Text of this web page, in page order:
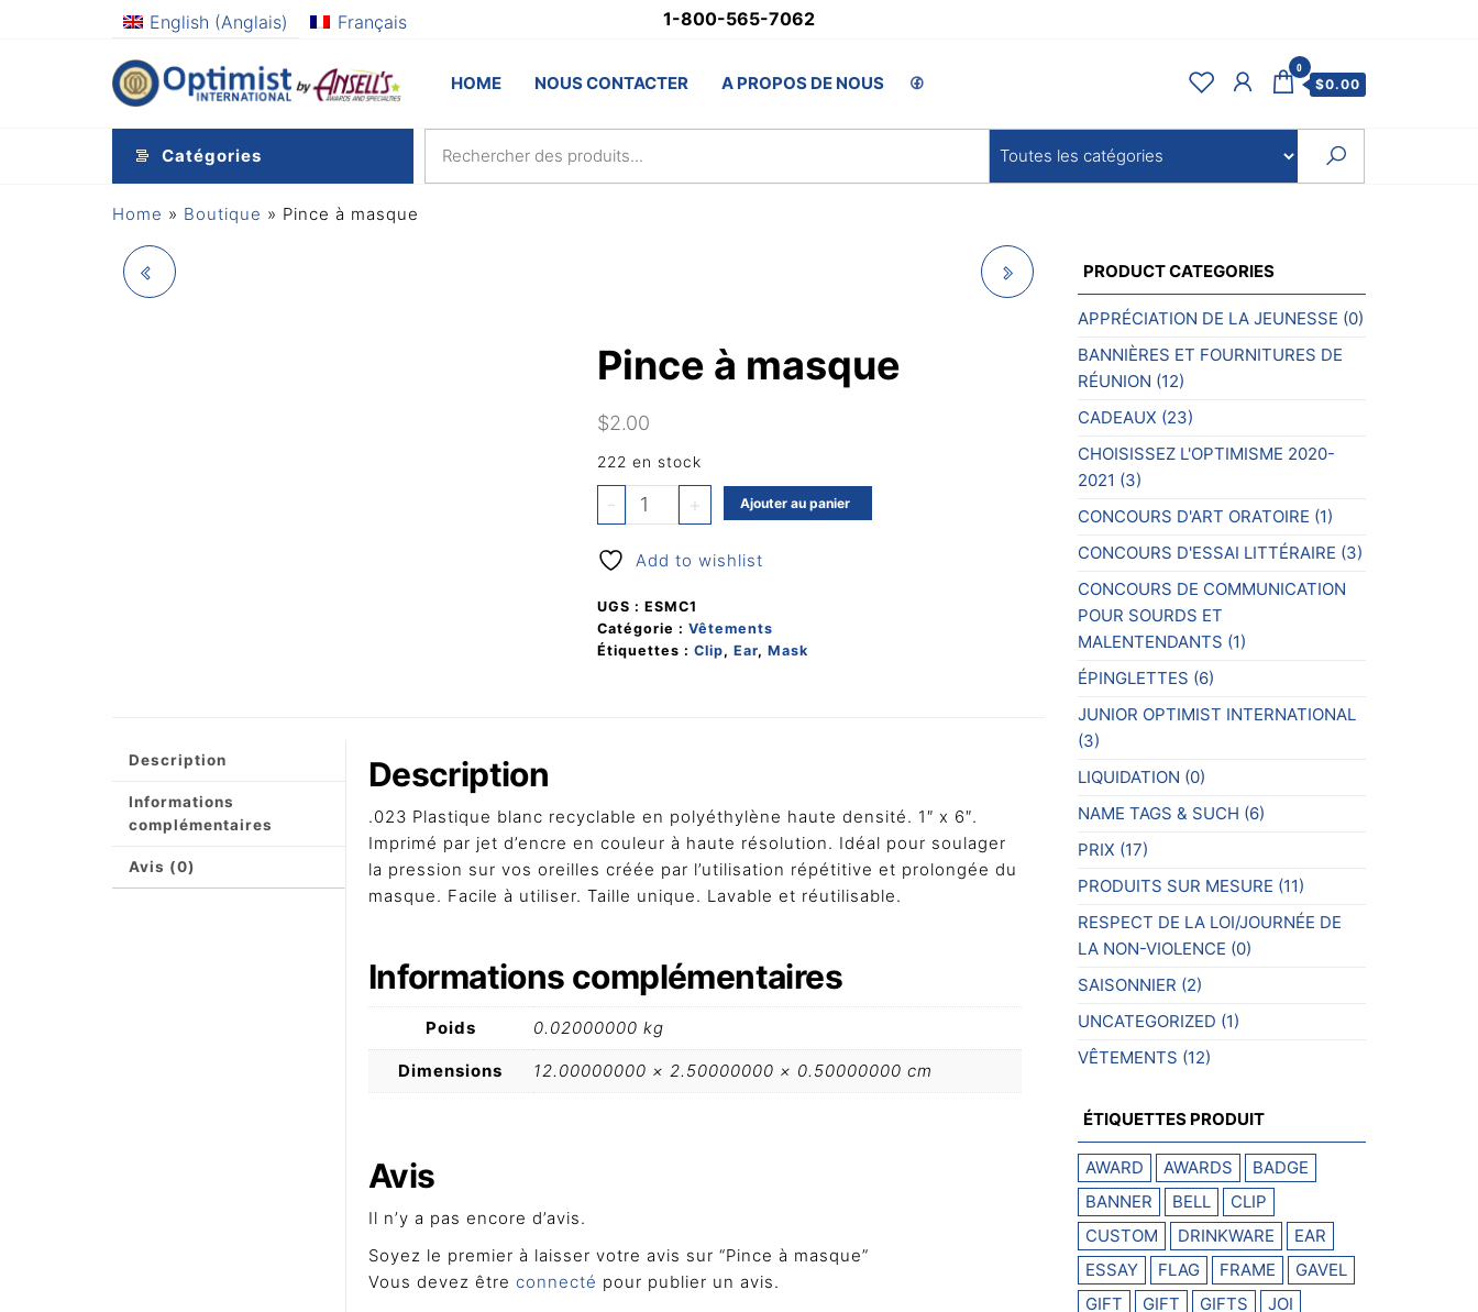
English (Anglais) Français 1-800-565-7062
OptimistSupply.ca
by
AnsellsAwards.com
and
HOME NOUS CONTACTER A PROPOS DE NOUS
0
$0.00
Catégories
Home » Boutique » Pince à masque
Pince à masque
$2.00
222 en stock
-
quantité
de
masque
+ Ajouter au panier
Add to wishlist
UGS : ESMC1
Catégorie : Vêtements
Étiquettes : Clip, Ear, Mask
Description
Informations
complémentaires
Avis (0)
Description
.023 Plastique blanc recyclable en polyéthylène haute densité. 1″ x 6″.
Imprimé par jet d’encre en couleur à haute résolution. Idéal pour soulager
la pression sur vos oreilles créée par l’utilisation répétitive et prolongée du
masque. Facile à utiliser. Taille unique. Lavable et réutilisable.
Informations complémentaires
Poids 0.02000000 kg
Dimensions 12.00000000 × 2.50000000 × 0.50000000 cm
Avis
Il n’y a pas encore d’avis.
Soyez le premier à laisser votre avis sur “Pince à masque”
Vous devez être connecté pour publier un avis.
PRODUCT CATEGORIES
APPRÉCIATION DE LA JEUNESSE (0)
BANNIÈRES ET FOURNITURES DE
RÉUNION (12)
CADEAUX (23)
CHOISISSEZ L'OPTIMISME 2020-
2021 (3)
CONCOURS D'ART ORATOIRE (1)
CONCOURS D'ESSAI LITTÉRAIRE (3)
CONCOURS DE COMMUNICATION
POUR SOURDS ET
MALENTENDANTS (1)
ÉPINGLETTES (6)
JUNIOR OPTIMIST INTERNATIONAL
(3)
LIQUIDATION (0)
NAME TAGS & SUCH (6)
PRIX (17)
PRODUITS SUR MESURE (11)
RESPECT DE LA LOI/JOURNÉE DE
LA NON-VIOLENCE (0)
SAISONNIER (2)
UNCATEGORIZED (1)
VÊTEMENTS (12)
ÉTIQUETTES PRODUIT
AWARD AWARDS
BADGE
BANNER
BELL
CLIP
CUSTOM
DRINKWARE
EAR
ESSAY
FLAG FRAME
GAVEL
GIFT
GIFT GIFTS
JOI